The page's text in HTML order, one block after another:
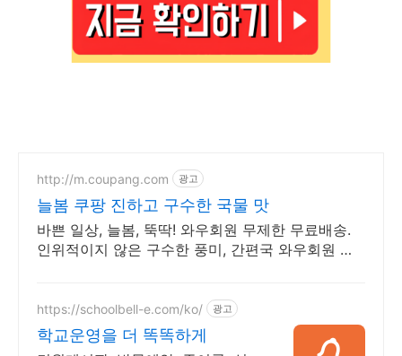
http://m.coupang.com 광고
늘봄 쿠팡 진하고 구수한 국물 맛
바쁜 일상, 늘봄, 뚝딱! 와우회원 무제한 무료배송.
인위적이지 않은 구수한 풍미, 간편국 와우회원 무
https://schoolbell-e.com/ko/ 광고
학교운영을 더 똑똑하게